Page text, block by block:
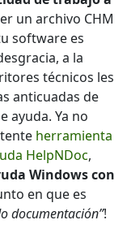
un archivo CHM
software es
a la
técnicos les
anticuadas de
ayuda. Ya no
herramienta
HelpNDoc,
Windows con
en que es
documentación”!